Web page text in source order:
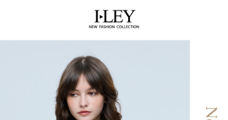
消。如遇「轉專審核」未通過狀況，表示未達大哥付你分期系統評分，恕無
1.分期款項不併入電信帳單，「大哥付你分期」於每月結算日後寄送繳費提
2.透過簡訊連結打開帳單後，可選擇「超商條碼／台灣大直營門市／銀行轉
帳／街口支付／iPASS MONEY」等通路繳費。
1.本服務係由「台灣大哥大股份有限公司」（以下簡稱本公司）所提供，讓
用戶於交易時，得透過本服務購買商品或服務，並由商店將買賣／分期付款
買賣價金債權讓與本公司後，依約使用本公司帳單繳交帳款。
１．簡單：不需註冊會員、不需綁卡、不需儲值。
２．便利：只要手機號碼，簡訊認證，即可結帳。
３．安心：先確認商品／服務後，再付款。
１．於結帳方式選擇「AFTEE先享後付」後，將跳轉至「AFTEE先享後付」
結帳頁面，進行簡訊認證並確認金額後，即可完成結帳。
２．訂單成立數日內，您將收到繳費通知簡訊。
３．收到繳費通知簡訊後14天內，點擊此簡訊中的連結，可透過四大超商／
ATM／網路銀行／等多元方式進行付款，方視為交易完成。
※ 請注意：結帳手續完成當下不需立刻繳費，但若您需要取消訂單，請聯絡
購買商品的店家。未經商家同意取消之訂單仍視為有效，需透過AFTEE先享
每筆NT$120，滿NT$2,500(含以上)免運費
每筆NT$120，滿NT$2,500(含以上)免運費
每筆NT$120，滿NT$2,500(含以上)免運費
付款後萊爾富取貨